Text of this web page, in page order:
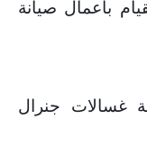
بأعمال صيانة
غسالات جنرال